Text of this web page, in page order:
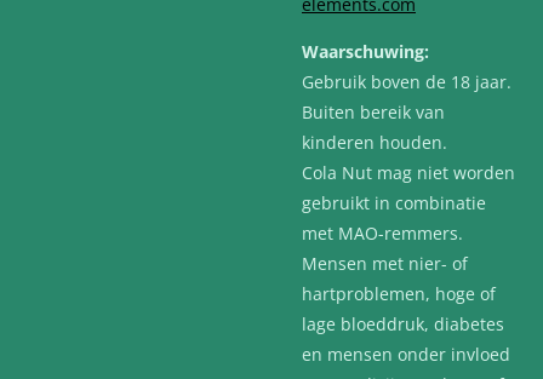
Waarschuwing:
Gebruik boven de 18 jaar.
Buiten bereik van
kinderen houden.
Cola Nut mag niet worden
gebruikt in combinatie
met MAO-remmers.
Mensen met nier- of
hartproblemen, hoge of
lage bloeddruk, diabetes
en mensen onder invloed